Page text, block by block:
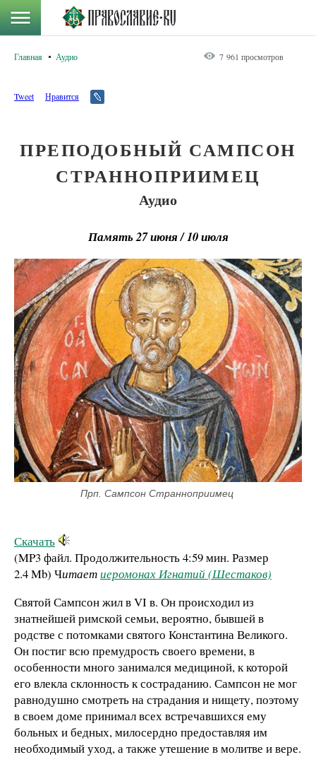
Главная Аудио 7 961 просмотров
Tweet Нравится
ПРЕПОДОБНЫЙ САМПСОН
СТРАННОПРИИМЕЦ
Аудио
Память 27 июня / 10 июля
Прп. Сампсон Странноприимец
Скачать
(MP3 файл. Продолжительность4:59 мин. Размер
2.4 Mb) Читаетиеромонах Игнатий (Шестаков)
Святой Сампсон жил в VI в. Он происходил из
знатнейшей римской семьи, вероятно, бывшей в
родстве с потомками святого Константина Великого.
Он постиг всю премудрость своего времени, в
особенности много занимался медициной, к которой
его влекла склонность к состраданию. Сампсон не мог
равнодушно смотреть на страдания и нищету, поэто­му
в своем доме принимал всех встречавшихся ему
больных и бедных, милосердно предоставляя им
необходимый уход, а также утешение в молитве и вере.